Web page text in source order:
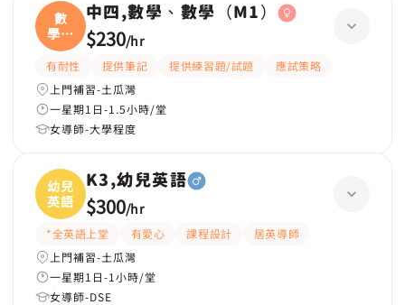
數
學、
數學
中四,數學、數學（M1）
$230/hr
有耐性 提供筆記 提供練習題/試題
應試策略
上門補習-土瓜灣
一星期1日-1.5小時/堂
女導師-大學程度
幼兒
英語
K3,幼兒英語
$300/hr
*全英語上堂 有愛心 課程設計
居英導師
上門補習-土瓜灣
一星期1日-1小時/堂
女導師-DSE